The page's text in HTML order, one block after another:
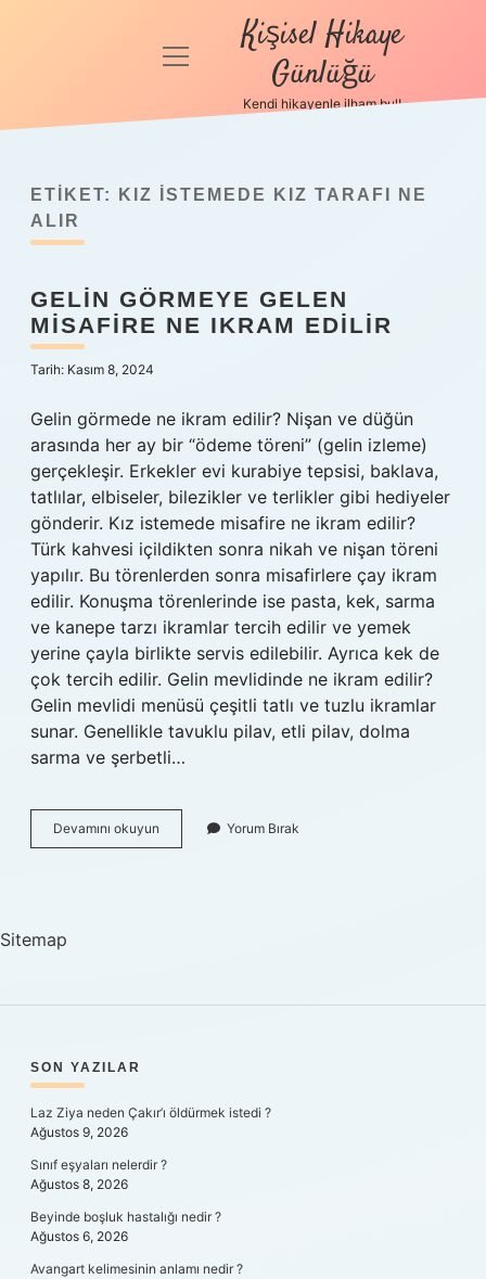
Anasayfa
Politikası
Yasal Uyarı
Hakkımızda
menüyü
Kişisel Hikaye
Günlüğü
Kendi hikayenle ilham bul!
ETIKET:
KIZ ISTEMEDE KIZ TARAFI NE
ALIR
GELIN GÖRMEYE GELEN
MISAFIRE NE IKRAM EDILIR
Tarih: Kasım 8, 2024
Gelin görmede ne ikram edilir? Nişan ve düğün
arasında her ay bir “ödeme töreni” (gelin izleme)
gerçekleşir. Erkekler evi kurabiye tepsisi, baklava,
tatlılar, elbiseler, bilezikler ve terlikler gibi hediyeler
gönderir. Kız istemede misafire ne ikram edilir?
Türk kahvesi içildikten sonra nikah ve nişan töreni
yapılır. Bu törenlerden sonra misafirlere çay ikram
edilir. Konuşma törenlerinde ise pasta, kek, sarma
ve kanepe tarzı ikramlar tercih edilir ve yemek
yerine çayla birlikte servis edilebilir. Ayrıca kek de
çok tercih edilir. Gelin mevlidinde ne ikram edilir?
Gelin mevlidi menüsü çeşitli tatlı ve tuzlu ikramlar
sunar. Genellikle tavuklu pilav, etli pilav, dolma
sarma ve şerbetli…
Devamını okuyun
Görmeye
Yorum Bırak
Sitemap
SIDEBAR
SON YAZILAR
Laz Ziya neden Çakır’ı öldürmek istedi ?
Ağustos 9, 2026
Sınıf eşyaları nelerdir ?
Ağustos 8, 2026
Beyinde boşluk hastalığı nedir ?
Ağustos 6, 2026
Avangart kelimesinin anlamı nedir ?